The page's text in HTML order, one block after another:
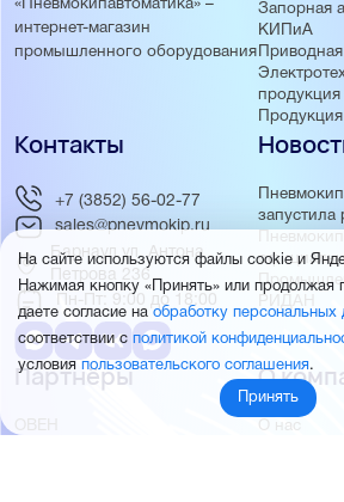
«Пневмокипавтоматика» –
интернет-магазин
промышленного оборудования
Запорная
КИПиА
продукция
РИДАН
Партнёры
ОВЕН
О
О нас
Контакты
+7 (3852) 56-02-77
sales@pnevmokip.ru
Барнаул ул. Антона
Петрова 236
Пн-Пт: 9:00 до 18:00
На сайте используются файлы cookie и
Нажимая кнопку «Принять» или продолжая
даете согласие наобработку персональных
соответствии с политикой
условия пользовательского соглашения.
Принять